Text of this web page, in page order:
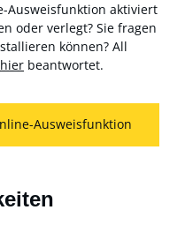
Ausweisfunktion aktiviert
oder verlegt? Sie fragen
können? All
hier beantwortet.
Ausweisfunktion